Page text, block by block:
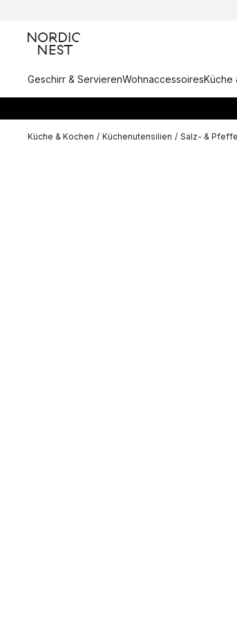
Geschirr & ServierenWohnaccessoiresKüche
Küche & Kochen / Küchenutensilien / Salz- &